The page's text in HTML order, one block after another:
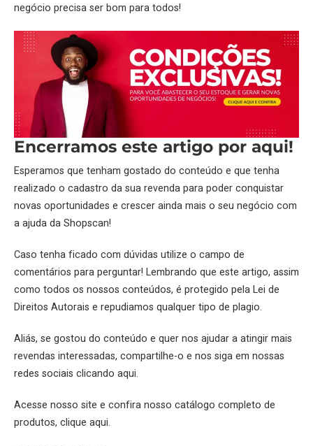
negócio precisa ser bom para todos!
Encerramos este artigo por aqui!
Esperamos que tenham gostado do conteúdo e que tenha
realizado o cadastro da sua revenda para poder conquistar
novas oportunidades e crescer ainda mais o seu negócio com
a ajuda daShopscan!
Caso tenha ficado com dúvidas utilize o campo de
comentários para perguntar! Lembrando que este artigo, assim
como todos os nossos conteúdos, é protegido pela Lei de
Direitos Autorais e repudiamos qualquer tipo de plagio.
Aliás, se gostou do conteúdo e quer nos ajudar a atingir mais
revendas interessadas, compartilhe-o e nos siga em nossas
redes sociais clicando aqui.
Acesse nosso site e confira nosso catálogo completo de
produtos, clique aqui.